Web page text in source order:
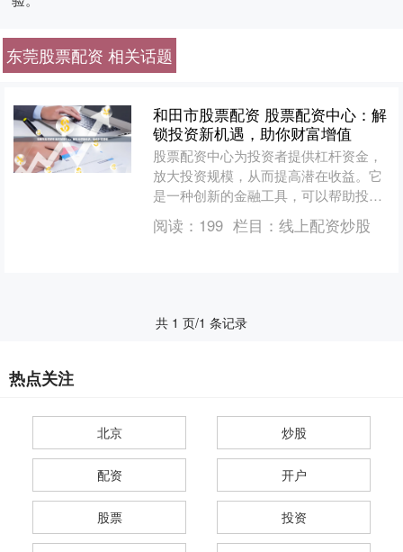
东莞股票配资 相关话题
和田市股票配资 股票配资中心：解
锁投资新机遇，助你财富增值
股票配资中心为投资者提供杠杆资金，
放大投资规模，从而提高潜在收益。它
是一种创新的金融工具，可以帮助投资
者抓住市场机遇，实现财富增值。 * **
无息无忧：**投资....
阅读： 199 栏目： 线上配资炒股
共 1 页/1 条记录
热点关注
北京 炒股
配资 开户
股票 投资